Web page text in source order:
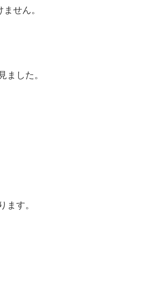
せん。
した。
す。